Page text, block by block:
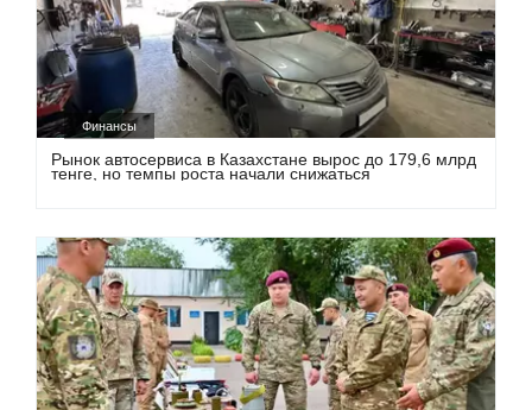
Финансы
Рынок автосервиса в Казахстане вырос до 179,6 млрд
тенге, но темпы роста начали снижаться